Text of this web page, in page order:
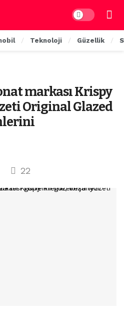
Dark mode
Teknoloji Güzellik
markası Krispy
Original Glazed
22